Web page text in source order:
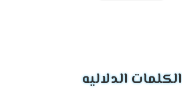
الكلمات الدلاليه